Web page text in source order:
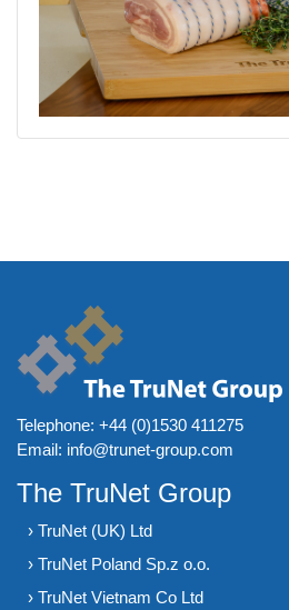
Telephone: +44 (0)1530 411275
Email: info@trunet-group.com
The TruNet Group
› TruNet (UK) Ltd
› TruNet Poland Sp.z o.o.
› TruNet Vietnam Co Ltd